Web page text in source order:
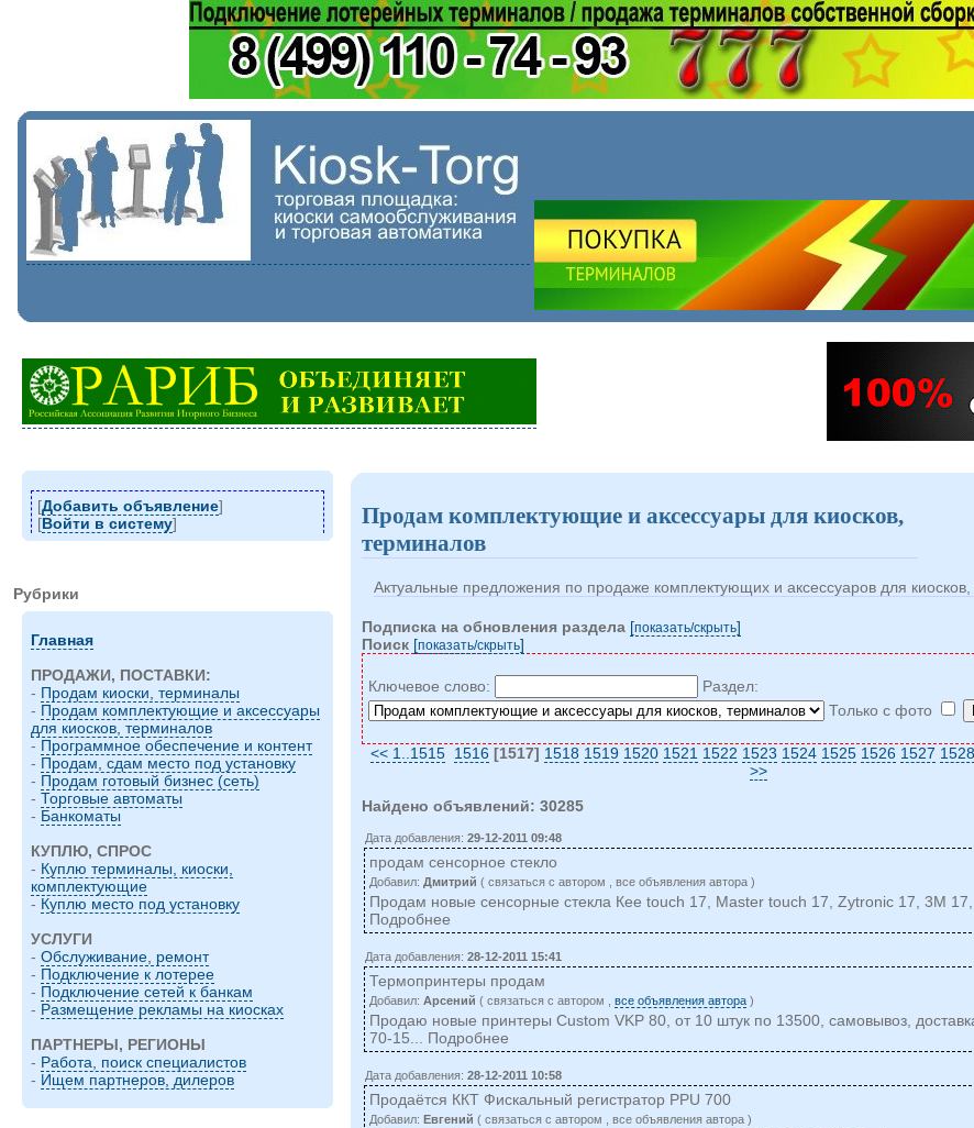
[Добавить объявление]
[Войти в систему]
Рубрики
Главная
ПРОДАЖИ, ПОСТАВКИ:
- Продам киоски, терминалы
- Продам комплектующие и аксессуары
для киосков, терминалов
- Программное обеспечение и контент
- Продам, сдам место под установку
- Продам готовый бизнес (сеть)
- Торговые автоматы
- Банкоматы
КУПЛЮ, СПРОС
- Куплю терминалы, киоски,
комплектующие
- Куплю место под установку
УСЛУГИ
- Обслуживание, ремонт
- Подключение к лотерее
- Подключение сетей к банкам
- Размещение рекламы на киосках
ПАРТНЕРЫ, РЕГИОНЫ
- Работа, поиск специалистов
- Ищем партнеров, дилеров
Продам комплектующие и аксессуары для киосков,
терминалов
Актуальные предложения по продаже комплектующих и аксессуаров для
Подписка на обновления раздела [показать/cкрыть]
Поиск [показать/cкрыть]
Ключевое слово:
Раздел:
Только с фото
<< 1..1515 1516 [1517] 1518 1519 1520 1521 1522 1523 1524 1525 1526 1527 1528
>>
Найдено объявлений: 30285
Дата добавления:29-12-2011 09:48
продам сенсорное стекло
Добавил:Дмитрий ( cвязаться c автором , все объявления автора )
Продам новые сенсорные стекла Кее touch 17, Master touch 17, Zytronic 17, 3М 17,
Подробнее
Дата добавления:28-12-2011 15:41
Термопринтеры продам
Добавил:Арсений ( cвязаться c автором ,все объявления автора )
Продаю новые принтеры Custom VKP 80, от 10 штук по 13500, самовывоз,
70-15... Подробнее
Дата добавления:28-12-2011 10:58
Продаётся ККТ Фискальный регистратор PPU 700
Добавил:Евгений ( cвязаться c автором , все объявления автора )